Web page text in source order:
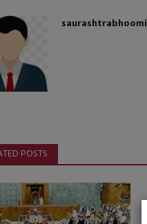
saurashtrabhoomi
POSTS
સ્થાનિક સમાચાર
ભાજપના ઉપપ્રમુખ...
saurashtrabhoomi Aug 7, 2026